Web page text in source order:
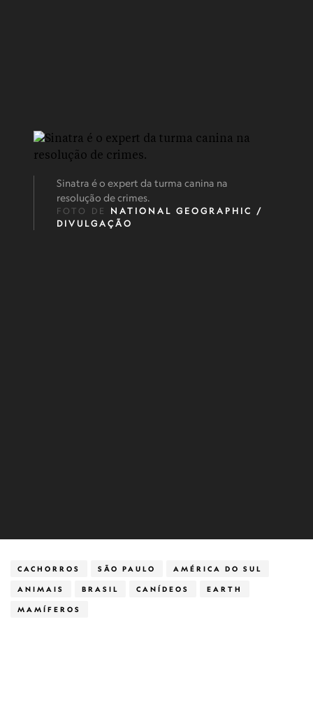
Sinatra é o expert da turma canina na
resolução de crimes.
FOTO DE NATIONAL GEOGRAPHIC /
DIVULGAÇÃO
CACHORROS SÃO PAULO AMÉRICA DO SUL
ANIMAIS BRASIL CANÍDEOS EARTH
MAMÍFEROS